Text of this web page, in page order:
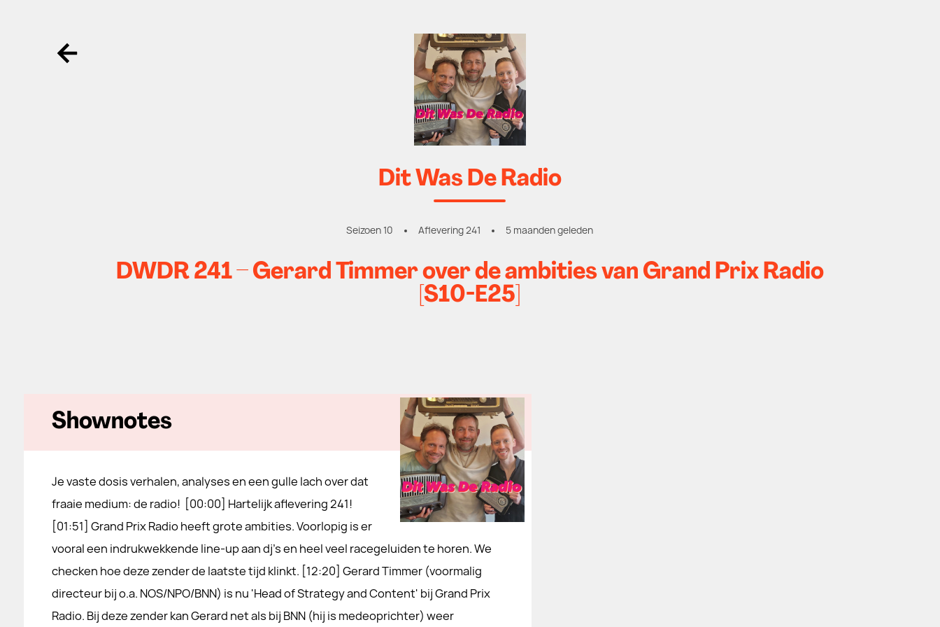
Ga terug
Dit Was De Radio
Seizoen 10 Aflevering 241 5 maanden geleden
DWDR 241 – Gerard Timmer over de ambities van Grand Prix Radio
[S10-E25]
Shownotes
Je vaste dosis verhalen, analyses en een gulle lach over dat
fraaie medium: de radio! [00:00] Hartelijk aflevering 241!
[01:51] Grand Prix Radio heeft grote ambities. Voorlopig is er
vooral een indrukwekkende line-up aan dj’s en heel veel racegeluiden te horen. We
checken hoe deze zender de laatste tijd klinkt. [12:20] Gerard Timmer (voormalig
directeur bij o.a. NOS/NPO/BNN) is nu 'Head of Strategy and Content' bij Grand Prix
Radio. Bij deze zender kan Gerard net als bij BNN (hij is medeoprichter) weer